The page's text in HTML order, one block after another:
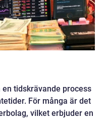
tidskrävande process
För många är det
vilket erbjuder en